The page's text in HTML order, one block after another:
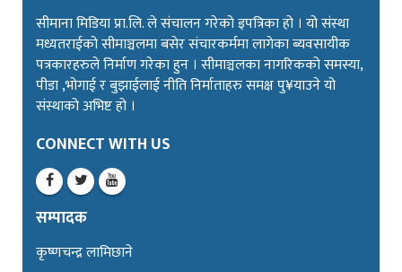
सीमाना मिडिया प्रा.लि. ले संचालन गरेको इपत्रिका हो । यो संस्था
मध्यतराईको सीमाञ्चलमा बसेर संचारकर्ममा लागेका ब्यवसायीक
पत्रकारहरुले निर्माण गरेका हुन । सीमाञ्चलका नागरिकको समस्या,
पीडा ,भोगाई र बुझाईलाई नीति निर्माताहरु समक्ष पु¥याउने यो
संस्थाको अभिष्ट हो ।
CONNECT WITH US
सम्पादक
कृष्णचन्द्र लामिछाने